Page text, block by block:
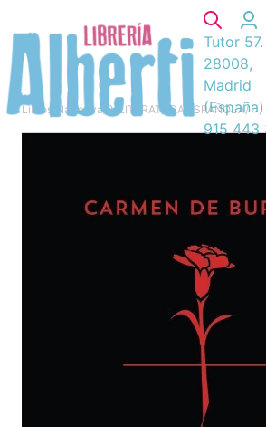
Tutor 57.
28008,
Madrid
(España)
915 443
Libros Narrativa/ 8. LITERATURA ESPAÑOLA/